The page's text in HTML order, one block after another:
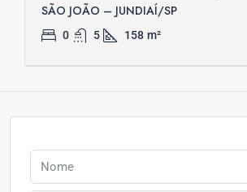
SÃO JOÃO – JUNDIAÍ/SP
0 5 158 m²